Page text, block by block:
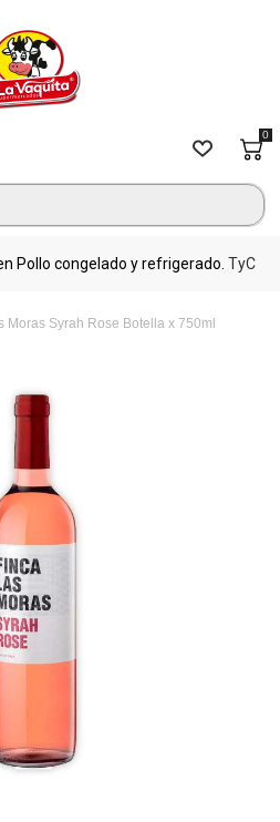
0
Pollo congelado y refrigerado. TyC
Moras Syrah Rose Botella x 750ml